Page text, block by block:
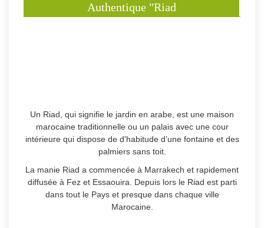
Authentique "Riad
Un Riad, qui signifie le jardin en arabe, est une maison
marocaine traditionnelle ou un palais avec une cour
intérieure qui dispose de d'habitude d’une fontaine et des
palmiers sans toit.
La manie Riad a commencée à Marrakech et rapidement
diffusée à Fez et Essaouira. Depuis lors le Riad est parti
dans tout le Pays et presque dans chaque ville
Marocaine.